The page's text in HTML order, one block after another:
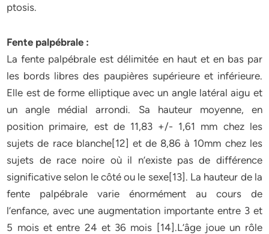
ptosis.
Fente palpébrale :
La fente palpébrale est délimitée en haut et en bas par
les bords libres des paupières supérieure et inférieure.
Elle est de forme elliptique avec un angle latéral aigu et
un angle médial arrondi. Sa hauteur moyenne, en
position primaire, est de 11,83 +/- 1,61 mm chez les
sujets de race blanche[12] et de 8,86 à 10mm chez les
sujets de race noire où il n’existe pas de différence
significative selon le côté ou le sexe[13]. La hauteur de la
fente palpébrale varie énormément au cours de
l’enfance, avec une augmentation importante entre 3 et
5 mois et entre 24 et 36 mois [14].L’âge joue un rôle